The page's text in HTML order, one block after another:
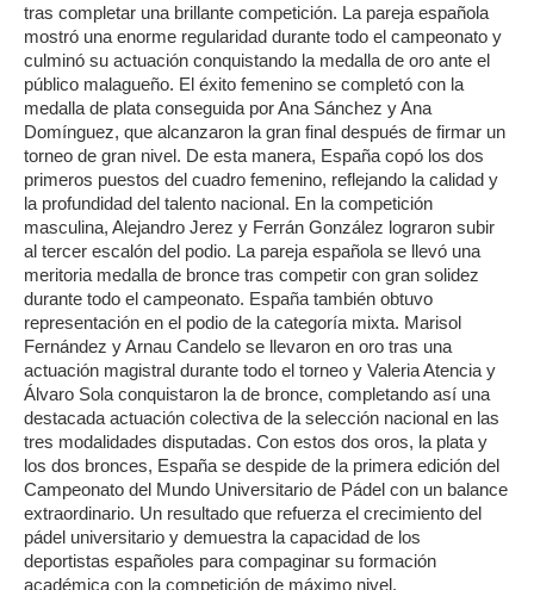
tras completar una brillante competición. La pareja española
mostró una enorme regularidad durante todo el campeonato y
culminó su actuación conquistando la medalla de oro ante el
público malagueño. El éxito femenino se completó con la
medalla de plata conseguida por Ana Sánchez y Ana
Domínguez, que alcanzaron la gran final después de firmar un
torneo de gran nivel. De esta manera, España copó los dos
primeros puestos del cuadro femenino, reflejando la calidad y
la profundidad del talento nacional. En la competición
masculina, Alejandro Jerez y Ferrán González lograron subir
al tercer escalón del podio. La pareja española se llevó una
meritoria medalla de bronce tras competir con gran solidez
durante todo el campeonato. España también obtuvo
representación en el podio de la categoría mixta. Marisol
Fernández y Arnau Candelo se llevaron en oro tras una
actuación magistral durante todo el torneo y Valeria Atencia y
Álvaro Sola conquistaron la de bronce, completando así una
destacada actuación colectiva de la selección nacional en las
tres modalidades disputadas. Con estos dos oros, la plata y
los dos bronces, España se despide de la primera edición del
Campeonato del Mundo Universitario de Pádel con un balance
extraordinario. Un resultado que refuerza el crecimiento del
pádel universitario y demuestra la capacidad de los
deportistas españoles para compaginar su formación
académica con la competición de máximo nivel.